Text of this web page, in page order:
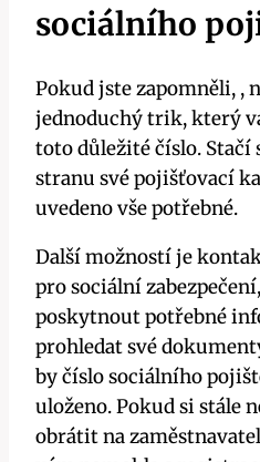
sociálního
Pokud jste zapomněli, ,
jednoduchý trik, který
toto důležité číslo. Stačí
stranu své pojišťovací
uvedeno vše potřebné.
Další možností je
pro sociální
poskytnout potřebné
prohledat své
by číslo sociálního
uloženo. Pokud si stále
obrátit na